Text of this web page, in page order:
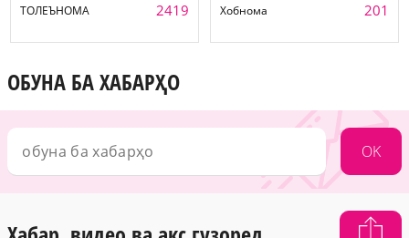
ТОЛЕЪНОМА 2419 Хобнома 201
ОБУНА БА ХАБАРҲО
OK